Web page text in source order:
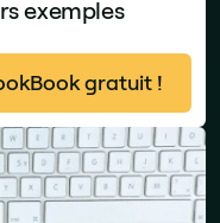
exemples
gratuit !